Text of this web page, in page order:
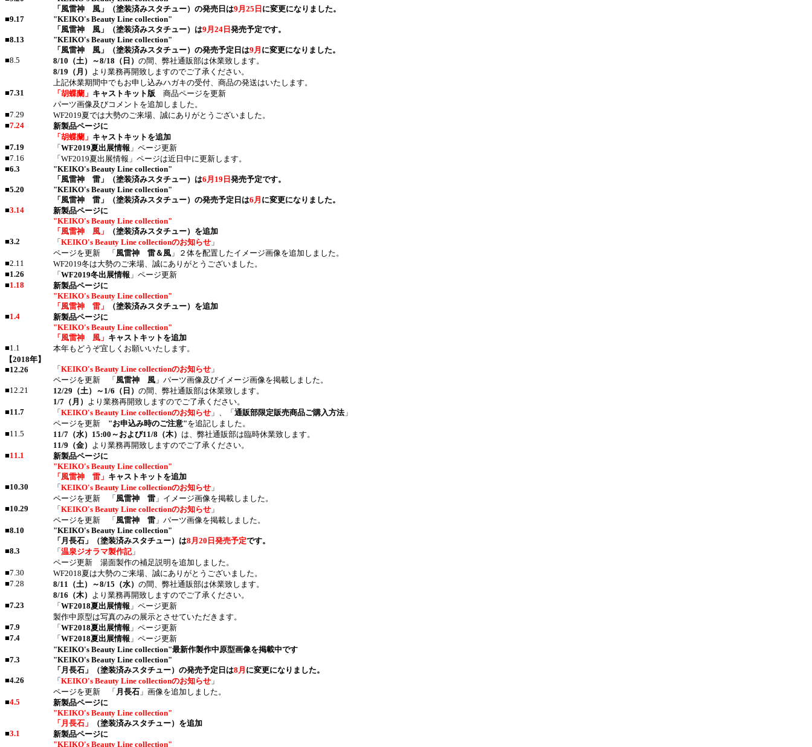
「風雷神 風」（塗装済みスタチュー）の発売日は9月25日 に変更になりました。
■9.17
"KEIKO's Beauty Line collection"
「風雷神 風」（塗装済みスタチュー）は9月24日 発売予定です。
■8.13
"KEIKO's Beauty Line collection"
「風雷神 風」（塗装済みスタチュー）の発売予定日は9月 に変更になりました。
■8.5
8/10（土）～8/18（日） の間、弊社通販部は休業致します。
8/19（月） より業務再開致しますのでご了承ください。
上記休業期間中でもお申し込みハガキの受付、商品の発送はいたします。
■7.31 「胡蝶蘭」 キャストキット版 商品ページを更新
パーツ画像及びコメントを追加しました。
■7.29
WF2019夏では大勢のご来場、誠にありがとうございました。
■7.24
新製品ページに
「胡蝶蘭」 キャストキットを追加
■7.19 「 WF2019夏出展情報 」ページ更新
■7.16
「WF2019夏出展情報」ページは近日中に更新します。
■6.3
"KEIKO's Beauty Line collection"
「風雷神 雷」（塗装済みスタチュー）は6月19日 発売予定です。
■5.20
"KEIKO's Beauty Line collection"
「風雷神 雷」（塗装済みスタチュー）の発売予定日は6月 に変更になりました。
■3.14
新製品ページに
"KEIKO's Beauty Line collection"
「風雷神 風」
（塗装済みスタチュー）を追加
■3.2 「 KEIKO's Beauty Line collectionのお知らせ 」
ページを更新 「 風雷神 雷＆風 」２体を配置したイメージ画像を追加しました。
■2.11
WF2019冬は大勢のご来場、誠にありがとうございました。
■1.26 「 WF2019冬出展情報 」ページ更新
■1.18
新製品ページに
"KEIKO's Beauty Line collection"
「風雷神 雷」
（塗装済みスタチュー）を追加
■1.4
新製品ページに
"KEIKO's Beauty Line collection"
「風雷神 風」 キャストキットを追加
■1.1
本年もどうぞ宜しくお願いいたします。
【2018年】
■12.26 「 KEIKO's Beauty Line collectionのお知らせ 」
ページを更新 「 風雷神 風 」パーツ画像及びイメージ画像を掲載しました。
■12.21
12/29（土）～1/6（日） の間、弊社通販部は休業致します。
1/7（月） より業務再開致しますのでご了承ください。
■11.7 「 KEIKO's Beauty Line collectionのお知らせ 」、「 通販部限定販売商品ご購入方法」
ページを更新 "お申込み時のご注意"を追記しました。
■11.5
11/7（水）15:00～および11/8（木） は、弊社通販部は臨時休業致します。
11/9（金） より業務再開致しますのでご了承ください。
■11.1
新製品ページに
"KEIKO's Beauty Line collection"
「風雷神 雷」 キャストキットを追加
■10.30 「 KEIKO's Beauty Line collectionのお知らせ 」
ページを更新 「 風雷神 雷 」イメージ画像を掲載しました。
■10.29 「 KEIKO's Beauty Line collectionのお知らせ 」
ページを更新 「 風雷神 雷 」パーツ画像を掲載しました。
■8.10
"KEIKO's Beauty Line collection"
「月長石」（塗装済みスタチュー）は8月20日発売予定です。
■8.3 「 温泉ジオラマ製作記」
ページ更新 湯面製作の補足説明を追加しました。
■7.30
WF2018夏は大勢のご来場、誠にありがとうございました。
■7.28
8/11（土）～8/15（水） の間、弊社通販部は休業致します。
8/16（木） より業務再開致しますのでご了承ください。
■7.23 「 WF2018夏出展情報 」ページ更新
製作中原型は写真のみの展示とさせていただきます。
■7.9 「 WF2018夏出展情報 」ページ更新
■7.4 「 WF2018夏出展情報 」ページ更新
"KEIKO's Beauty Line collection"最新作製作中原型画像を掲載中です
■7.3
"KEIKO's Beauty Line collection"
「月長石」（塗装済みスタチュー）の発売予定日は8月 に変更になりました。
■4.26 「 KEIKO's Beauty Line collectionのお知らせ 」
ページを更新 「 月長石 」画像を追加しました。
■4.5
新製品ページに
"KEIKO's Beauty Line collection"
「月長石」
（塗装済みスタチュー）を追加
■3.1
新製品ページに
"KEIKO's Beauty Line collection"